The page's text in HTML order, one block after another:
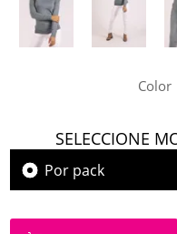
Color
SELECCIONE
Por pack